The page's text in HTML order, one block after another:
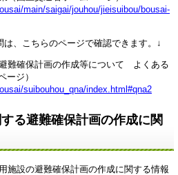
main/saigai/jouhou/jieisuibou/bousai-
、こちらのページで確認できます。↓
確保計画の作成等について よくある
ージ）
suibouhou_qna/index.html#qna2
る避難確保計画の作成に関
施設の避難確保計画の作成に関する情報